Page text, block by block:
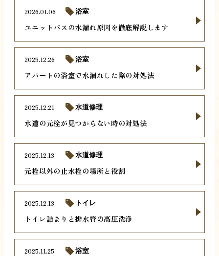
ユニットバスの水漏れ原因を徹底解説します
2026.01.06 浴室
アパートの浴室で水漏れした際の対処法
2025.12.26 浴室
水道の元栓が見つからない時の対処法
2025.12.21 水道修理
元栓以外の止水栓の場所と役割
2025.12.13 水道修理
トイレ詰まりと排水管の高圧洗浄
2025.12.13 トイレ
2025.11.25 浴室